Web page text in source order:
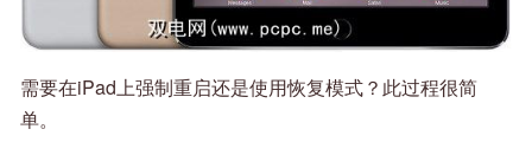
需要在iPad上强制重启还是使用恢复模式？此过程很简
单。